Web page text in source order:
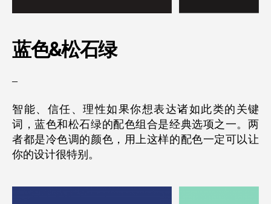
蓝色&松石绿
–
智能、信任、理性如果你想表达诸如此类的关键
词，蓝色和松石绿的配色组合是经典选项之一。两
者都是冷色调的颜色，用上这样的配色一定可以让
你的设计很特别。